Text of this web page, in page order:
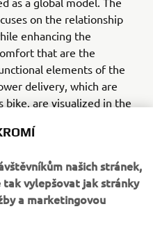
on the relationship
enhancing the
that are the
elements of the
delivery, which are
bike, are visualized in the
the space efficiency
and fit, still providing
The radical X-shaped
final and instantly
that distinguishes
našich stránek,
tak vylepšovat jak stránky
a marketingovou